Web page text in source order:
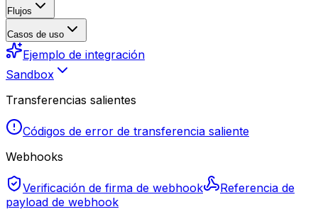
Flujos
Casos de uso
Ejemplo de integración
Sandbox
Transferencias salientes
Códigos de error de transferencia saliente
Webhooks
Verificación de firma de webhook
Referencia de
payload de webhook